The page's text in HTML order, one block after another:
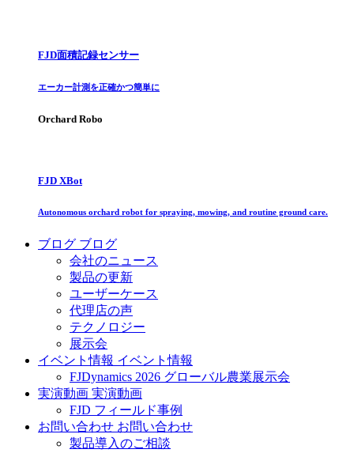
FJD面積記録センサー
エーカー計測を正確かつ簡単に
Orchard Robo
FJD XBot
Autonomous orchard robot for spraying, mowing, and routine ground care.
ブログ ブログ
会社のニュース
製品の更新
ユーザーケース
代理店の声
テクノロジー
展示会
イベント情報 イベント情報
FJDynamics 2026 グローバル農業展示会
実演動画 実演動画
FJD フィールド事例
お問い合わせ お問い合わせ
製品導入のご相談